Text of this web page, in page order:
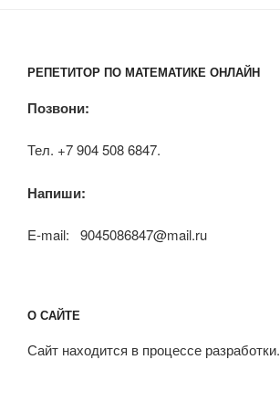
РЕПЕТИТОР ПО МАТЕМАТИКЕ ОНЛАЙН
Позвони:
Тел. +7 904 508 6847.
Напиши:
E-mail: 9045086847@mail.ru
О САЙТЕ
Сайт находится в процессе разработки.